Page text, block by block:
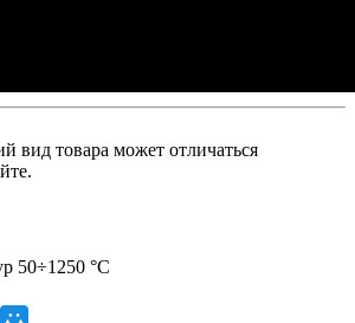
товара может отличаться
50÷1250 °С